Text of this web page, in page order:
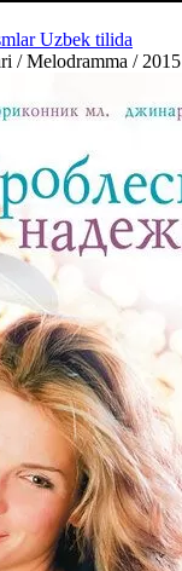
Uzbek tilida
/ Melodramma / 2015